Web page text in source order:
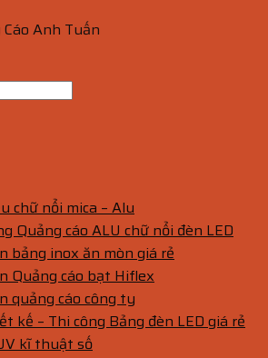
Anh Tuấn
chữ nổi mica – Alu
Quảng cáo ALU chữ nổi đèn LED
bảng inox ăn mòn giá rẻ
Quảng cáo bạt Hiflex
quảng cáo công ty
kế – Thi công Bảng đèn LED giá rẻ
kĩ thuật số